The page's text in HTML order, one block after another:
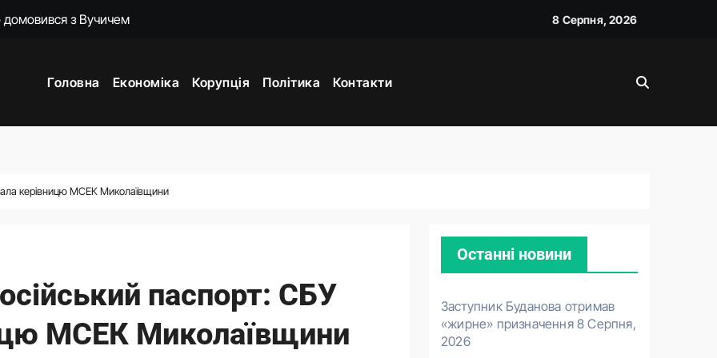
3 і 7
з Вучичем про нову еру співпраці
8 Серпня, 2026
Головна Економіка Корупція Політика Контакти
керівницю МСЕК Миколаївщини
паспорт: СБУ
МСЕК Миколаївщини
Останні новини
Заступник Буданова отримав
«жирне» призначення 8 Серпня,
2026